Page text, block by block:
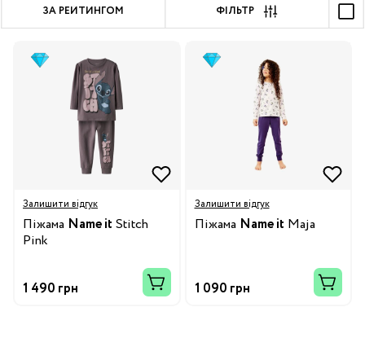
ЗА РЕЙТИНГОМ ФІЛЬТР
Залишити відгук
Піжама Name it Stitch
Pink
1 490 грн
Залишити відгук
Піжама Name it Maja
1 090 грн